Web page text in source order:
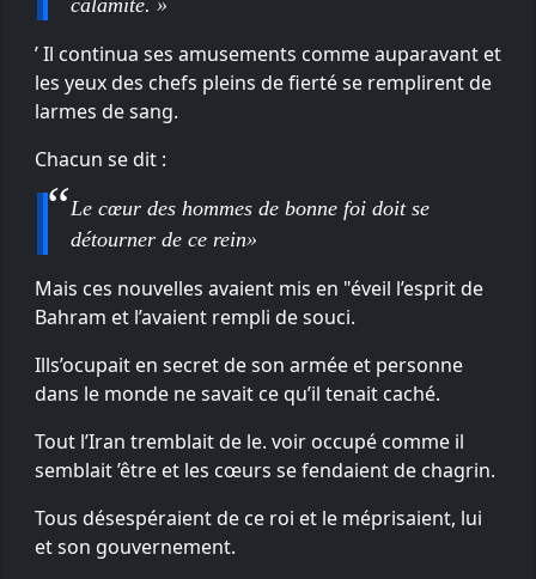
’ Il continua ses amusements comme auparavant et
les yeux des chefs pleins de fierté se remplirent de
larmes de sang.
Chacun se dit :
Le cœur des hommes de bonne foi doit se
détourner de ce rein»
Mais ces nouvelles avaient mis en "éveil l’esprit de
Bahram et l’avaient rempli de souci.
Ills’ocupait en secret de son armée et personne
dans le monde ne savait ce qu’il tenait caché.
Tout l’Iran tremblait de le. voir occupé comme il
semblait ’être et les cœurs se fendaient de chagrin.
Tous désespéraient de ce roi et le méprisaient, lui
et son gouvernement.